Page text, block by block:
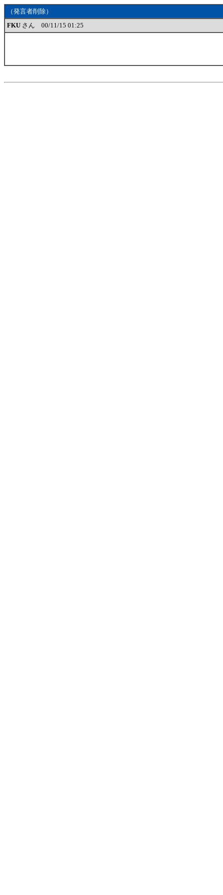
（発言者削除）
FKU さん 00/11/15 01:25